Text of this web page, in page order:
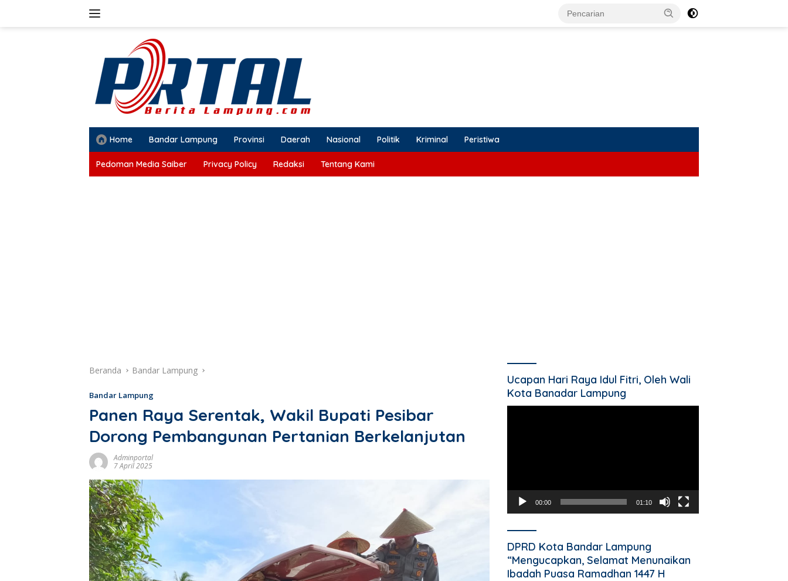
Home Bandar Lampung Provinsi Daerah Nasional Politik Kriminal Peristiwa
Pedoman Media Saiber Privacy Policy Redaksi Tentang Kami
Beranda Bandar Lampung
Bandar Lampung
Panen Raya Serentak, Wakil Bupati Pesibar
Dorong Pembangunan Pertanian Berkelanjutan
Adminportal
7 April 2025
Ucapan Hari Raya Idul Fitri, Oleh Wali
Kota Banadar Lampung
00:00 01:10
DPRD Kota Bandar Lampung
“Mengucapkan, Selamat Menunaikan
Ibadah Puasa Ramadhan 1447 H